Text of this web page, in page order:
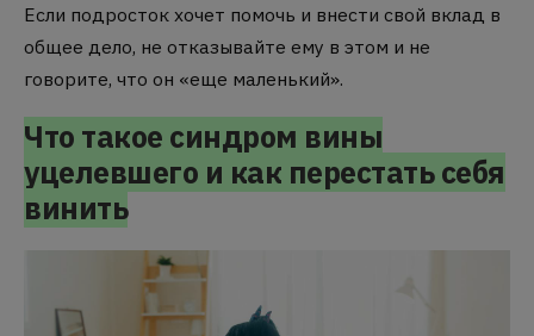
Если подросток хочет помочь и внести свой вклад в
общее дело, не отказывайте ему в этом и не
говорите, что он «еще маленький».
Что такое синдром вины
уцелевшего и как перестать себя
винить